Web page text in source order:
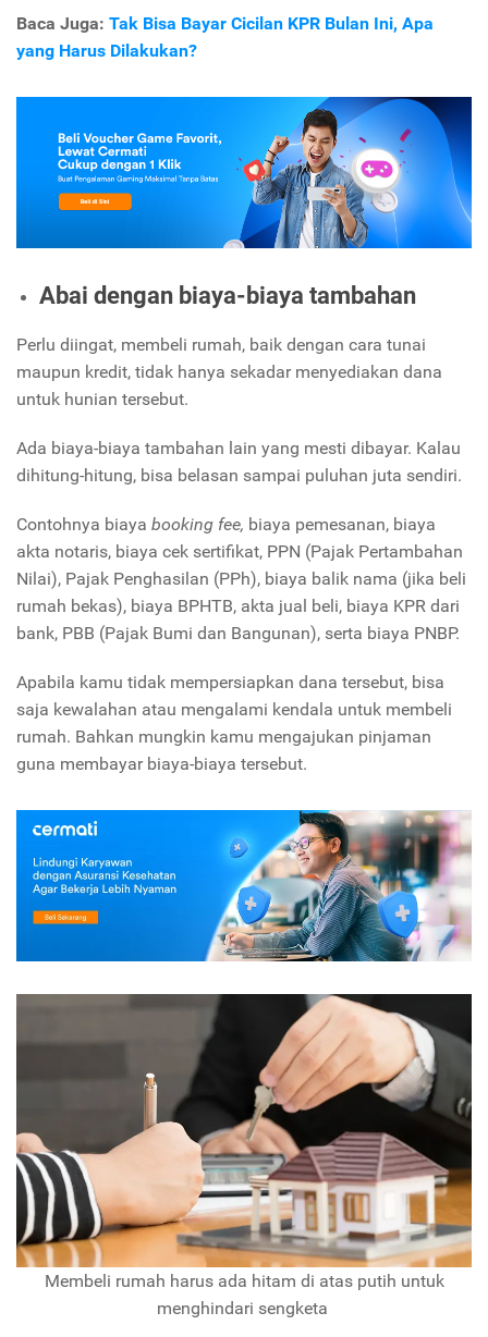
Baca Juga: Tak Bisa Bayar Cicilan KPR Bulan Ini, Apa
yang Harus Dilakukan?
Abai dengan biaya-biaya tambahan
Perlu diingat, membeli rumah, baik dengan cara tunai
maupun kredit, tidak hanya sekadar menyediakan dana
untuk hunian tersebut.
Ada biaya-biaya tambahan lain yang mesti dibayar. Kalau
dihitung-hitung, bisa belasan sampai puluhan juta sendiri.
Contohnya biaya booking fee, biaya pemesanan, biaya
akta notaris, biaya cek sertifikat, PPN (Pajak Pertambahan
Nilai), Pajak Penghasilan (PPh), biaya balik nama (jika beli
rumah bekas), biaya BPHTB, akta jual beli, biaya KPR dari
bank, PBB (Pajak Bumi dan Bangunan), serta biaya PNBP.
Apabila kamu tidak mempersiapkan dana tersebut, bisa
saja kewalahan atau mengalami kendala untuk membeli
rumah. Bahkan mungkin kamu mengajukan pinjaman
guna membayar biaya-biaya tersebut.
Membeli rumah harus ada hitam di atas putih untuk
menghindari sengketa